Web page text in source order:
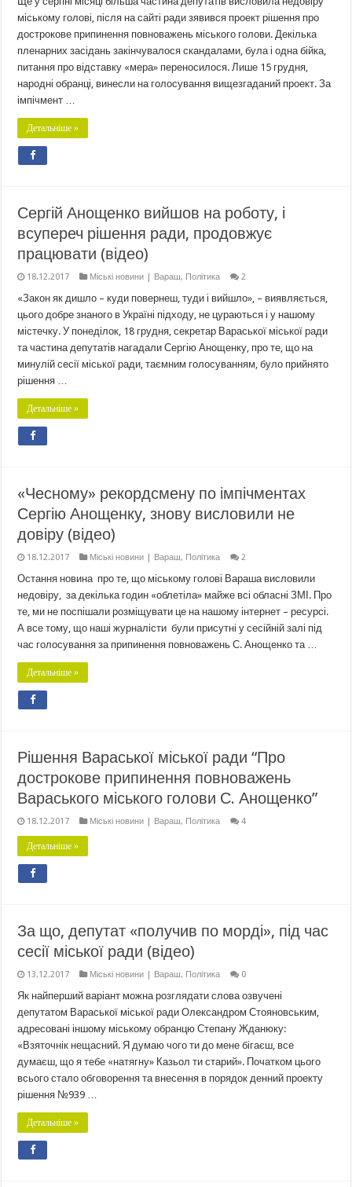
міському голові, після на сайті ради зявився проект рішення про
дострокове припинення повноважень міського голови. Декілька
пленарних засідань закінчувалося скандалами, була і одна бійка,
питання про відставку «мера» переносилося. Лише 15 грудня,
народні обранці, винесли на голосування вищезгаданий проект. За
імпічмент …
Детальніше »
Сергій Анощенко вийшов на роботу, і
всупереч рішення ради, продовжує
працювати (відео)
18.12.2017 Міські новини | Вараш, Політика 2
«Закон як дишло – куди повернеш, туди і вийшло», – виявляється,
цього добре знаного в Україні підходу, не цураються і у нашому
містечку. У понеділок, 18 грудня, секретар Вараської міської ради
та частина депутатів нагадали Сергію Анощенку, про те, що на
минулій сесії міської ради, таємним голосуванням, було прийнято
рішення …
Детальніше »
«Чесному» рекордсмену по імпічментах
Сергію Анощенку, знову висловили не
довіру (відео)
18.12.2017 Міські новини | Вараш, Політика 2
Остання новина про те, що міському голові Вараша висловили
недовіру, за декілька годин «облетіла» майже всі обласні ЗМІ. Про
те, ми не поспішали розміщувати це на нашому інтернет – ресурсі.
А все тому, що наші журналісти були присутні у сесійній залі під
час голосування за припинення повноважень С. Анощенко та …
Детальніше »
Рішення Вараської міської ради “Про
дострокове припинення повноважень
Вараського міського голови С. Анощенко”
18.12.2017 Міські новини | Вараш, Політика 4
Детальніше »
За що, депутат «получив по морді», під час
сесії міської ради (відео)
13.12.2017 Міські новини | Вараш, Політика 0
Як найперший варіант можна розглядати слова озвучені
депутатом Вараської міської ради Олександром Стояновським,
адресовані іншому міському обранцю Степану Жданюку:
«Взяточнік нещасний. Я думаю чого ти до мене бігаєш, все
думаєш, що я тебе «натягну» Казьол ти старий». Початком цього
всього стало обговорення та внесення в порядок денний проекту
рішення №939 …
Детальніше »